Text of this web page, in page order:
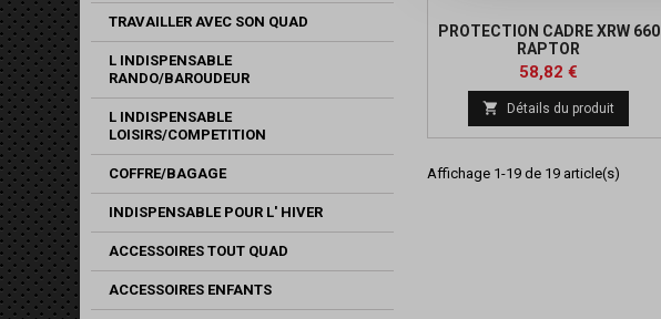
TRAVAILLER AVEC SON QUAD
L INDISPENSABLE
RANDO/BAROUDEUR
L INDISPENSABLE
LOISIRS/COMPETITION
COFFRE/BAGAGE
INDISPENSABLE POUR L' HIVER
ACCESSOIRES TOUT QUAD
ACCESSOIRES ENFANTS
PROTECTION CADRE XRW 660
RAPTOR
Prix
58,82 €
base
 Détails du produit
Affichage 1-19 de 19 article(s)